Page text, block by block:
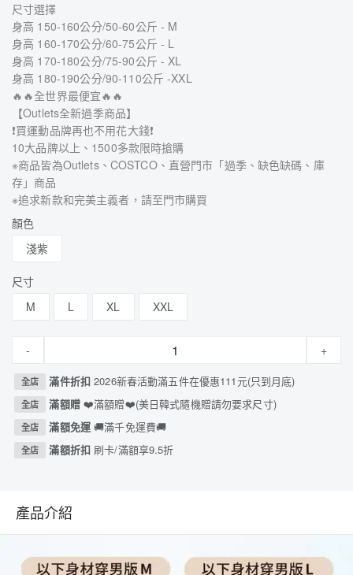
尺寸選擇
身高 150-160公分/50-60公斤 - M
身高 160-170公分/60-75公斤 - L
身高 170-180公分/75-90公斤 - XL
身高 180-190公分/90-110公斤 -XXL
🔥🔥全世界最便宜🔥🔥
【Outlets全新過季商品】
❗買運動品牌再也不用花大錢❗
10大品牌以上、1500多款限時搶購
※商品皆為Outlets、COSTCO、直營門市「過季、缺色缺碼、庫
存」商品
※追求新款和完美主義者，請至門市購買
顏色
淺紫
尺寸
M
L XL XXL
- +
全店 滿件折扣2026新春活動滿五件在優惠111元(只到月底)
全店 滿額贈 ❤️滿額贈❤️(美日韓式隨機贈請勿要求尺寸)
全店 滿額免運🚚滿千免運費🚚
全店 滿額折扣 刷卡/滿額享9.5折
產品介紹